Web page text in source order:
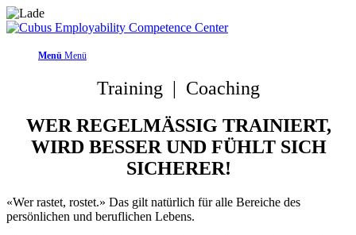
Menü Menü
Training | Coaching
WER REGELMÄSSIG TRAINIERT,
WIRD BESSER UND FÜHLT SICH
SICHERER!
«Wer rastet, rostet.» Das gilt natürlich für alle Bereiche des
persönlichen und beruflichen Lebens.